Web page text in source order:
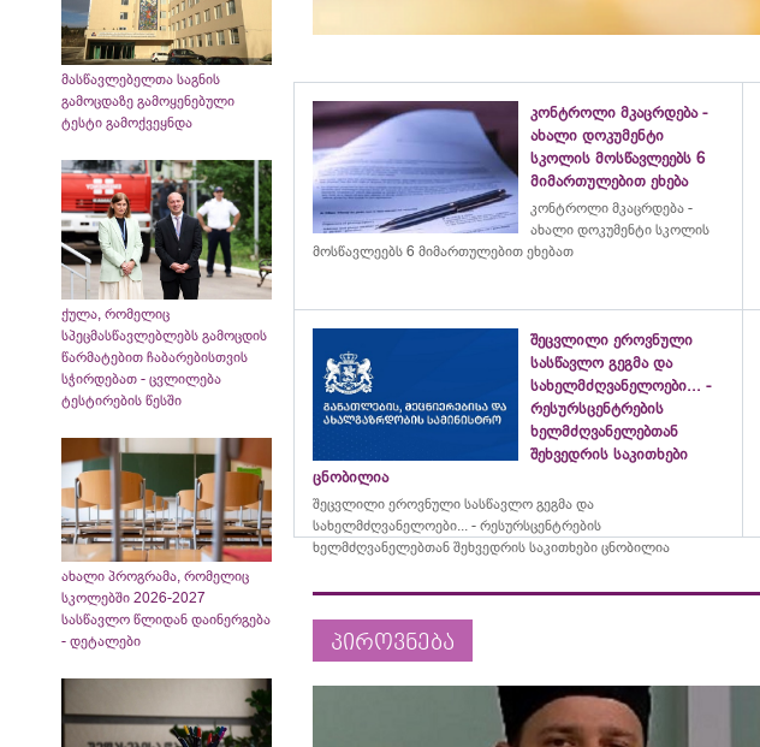
მასწავლებელთა საგნის
გამოცდაზე გამოყენებული
ტესტი გამოქვეყნდა
ქულა, რომელიც
სპეცმასწავლებლებს გამოცდის
წარმატებით ჩაბარებისთვის
სჭირდებათ - ცვლილება
ტესტირების წესში
ახალი პროგრამა, რომელიც
სკოლებში 2026-2027
სასწავლო წლიდან დაინერგება
- დეტალები
კონტროლი მკაცრდება -
ახალი დოკუმენტი
სკოლის მოსწავლეებს 6
მიმართულებით ეხება
კონტროლი მკაცრდება -
ახალი დოკუმენტი სკოლის
მოსწავლეებს 6 მიმართულებით ეხებათ
შეცვლილი ეროვნული
სასწავლო გეგმა და
სახელმძღვანელოები... -
რესურსცენტრების
ხელმძღვანელებთან
შეხვედრის საკითხები
ცნობილია
შეცვლილი ეროვნული სასწავლო გეგმა და
სახელმძღვანელოები... - რესურსცენტრების
ხელმძღვანელებთან შეხვედრის საკითხები ცნობილია
პიროვნება